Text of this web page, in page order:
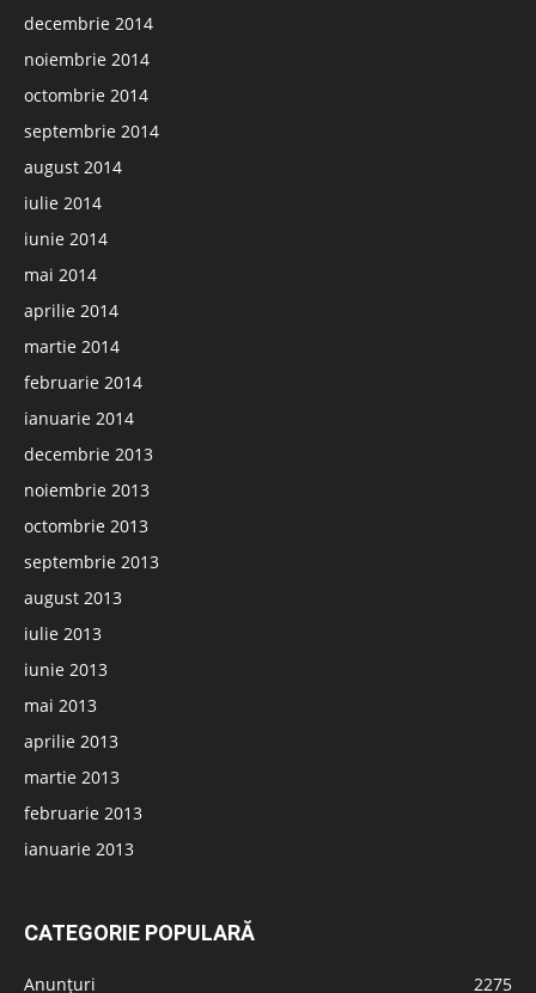
decembrie 2014
noiembrie 2014
octombrie 2014
septembrie 2014
august 2014
iulie 2014
iunie 2014
mai 2014
aprilie 2014
martie 2014
februarie 2014
ianuarie 2014
decembrie 2013
noiembrie 2013
octombrie 2013
septembrie 2013
august 2013
iulie 2013
iunie 2013
mai 2013
aprilie 2013
martie 2013
februarie 2013
ianuarie 2013
CATEGORIE POPULARĂ
Anunțuri
2275